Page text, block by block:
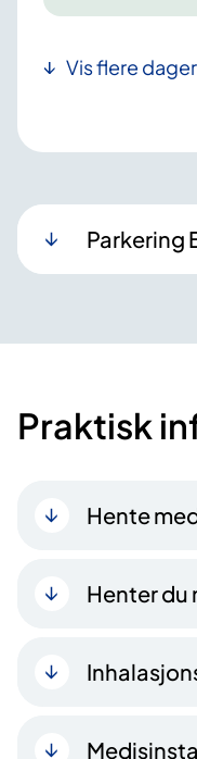
Vis flere dager
Parkering
Praktisk
Hente
Henter du